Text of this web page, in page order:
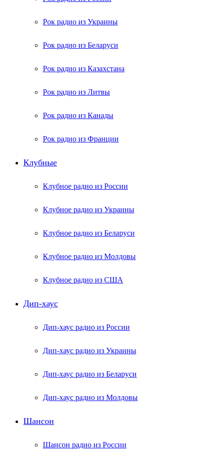
Рок радио из Украины
Рок радио из Беларуси
Рок радио из Казахстана
Рок радио из Литвы
Рок радио из Канады
Рок радио из Франции
Клубные
Клубное радио из России
Клубное радио из Украины
Клубное радио из Беларуси
Клубное радио из Молдовы
Клубное радио из США
Дип-хаус
Дип-хаус радио из России
Дип-хаус радио из Украины
Дип-хаус радио из Беларуси
Дип-хаус радио из Молдовы
Шансон
Шансон радио из России